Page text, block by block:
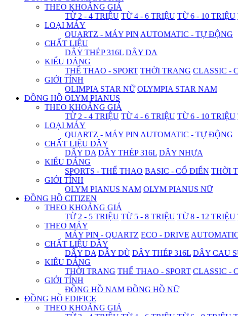
THEO KHOẢNG GIÁ
TỪ 2 - 4 TRIỆU TỪ 4 - 6 TRIỆU TỪ 6 - 10 TRIỆU
LOẠI MÁY
QUARTZ - MÁY PIN AUTOMATIC - TỰ ĐỘNG
CHẤT LIỆU
DÂY THÉP 316L DÂY DA
KIỂU DÁNG
THỂ THAO - SPORT THỜI TRANG CLASSIC -
GIỚI TÍNH
OLIMPIA STAR NỮ OLYMPIA STAR NAM
ĐỒNG HỒ OLYM PIANUS
THEO KHOẢNG GIÁ
TỪ 2 - 4 TRIỆU TỪ 4 - 6 TRIỆU TỪ 6 - 10 TRIỆU
LOẠI MÁY
QUARTZ - MÁY PIN AUTOMATIC - TỰ ĐỘNG
CHẤT LIỆU DÂY
DÂY DA DÂY THÉP 316L DÂY NHỰA
KIỂU DÁNG
SPORTS - THỂ THAO BASIC - CỔ ĐIỂN THỜI
GIỚI TÍNH
OLYM PIANUS NAM OLYM PIANUS NỮ
ĐỒNG HỒ CITIZEN
THEO KHOẢNG GIÁ
TỪ 2 - 5 TRIỆU TỪ 5 - 8 TRIỆU TỪ 8 - 12 TRIỆU
THEO MÁY
MÁY PIN - QUARTZ ECO - DRIVE
CHẤT LIỆU DÂY
DÂY DA DÂY DÙ DÂY THÉP 316L DÂY CAU
KIỂU DÁNG
THỜI TRANG THỂ THAO - SPORT CLASSIC -
GIỚI TÍNH
ĐỒNG HỒ NAM ĐỒNG HỒ NỮ
ĐỒNG HỒ EDIFICE
THEO KHOẢNG GIÁ